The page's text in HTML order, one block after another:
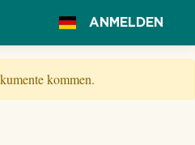
ANMELDEN
kommen.